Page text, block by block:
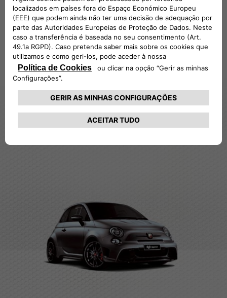
ABARTH
695 BIPOSTO
O mais pequeno e poderoso supercarro de sempre, a
síntese perfeita entre desempenho na estrada e
emoção de correr. Abarth 695 Biposto: nascido na